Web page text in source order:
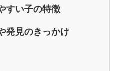
すい子の特徴
発見のきっかけ